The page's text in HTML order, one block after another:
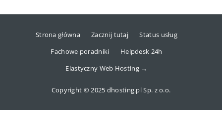
Strona główna Zacznij tutaj
Status usług
Fachowe poradniki
Helpdesk 24h
Elastyczny Web Hosting →
Copyright © 2025 dhosting.pl Sp. z o.o.